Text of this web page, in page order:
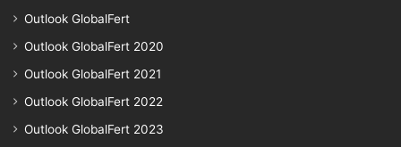
Outlook GlobalFert
Outlook GlobalFert 2020
Outlook GlobalFert 2021
Outlook GlobalFert 2022
Outlook GlobalFert 2023